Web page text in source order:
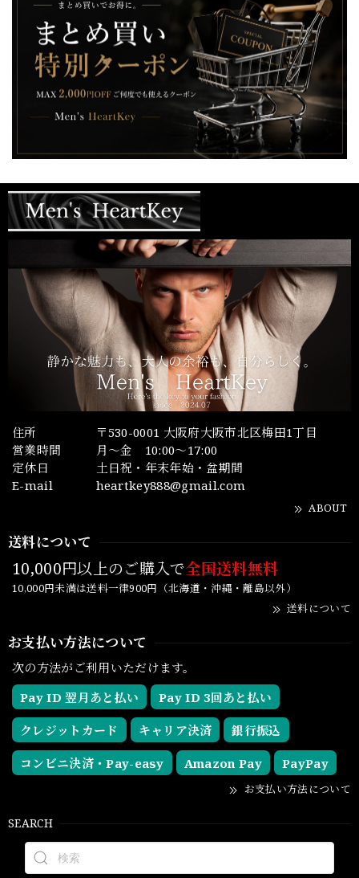
住所
〒530-0001 大阪府大阪市北区梅田1丁目
営業時間
月～金 10:00～17:00
定休日
土日祝・年末年始・盆期間
E-mail
heartkey888@gmail.com
ABOUT
送料について
10,000円以上のご購入で全国送料無料
10,000円未満は送料一律900円（北海道・沖縄・離島以外）
送料について
お支払い方法について
次の方法がご利用いただけます。
Pay ID 翌月あと払い
Pay ID 3回あと払い
クレジットカード キャリア決済 銀行振込
コンビニ決済・Pay-easy Amazon Pay PayPay
お支払い方法について
SEARCH